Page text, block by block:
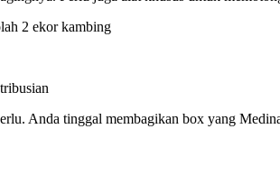
2 ekor kambing
Anda tinggal membagikan box yang